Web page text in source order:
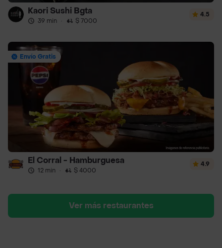
Kaori Sushi Bgta
39 min · $ 7000
4.5
Envío Gratis
El Corral - Hamburguesa
12 min · $ 4000
4.9
Ver más restaurantes